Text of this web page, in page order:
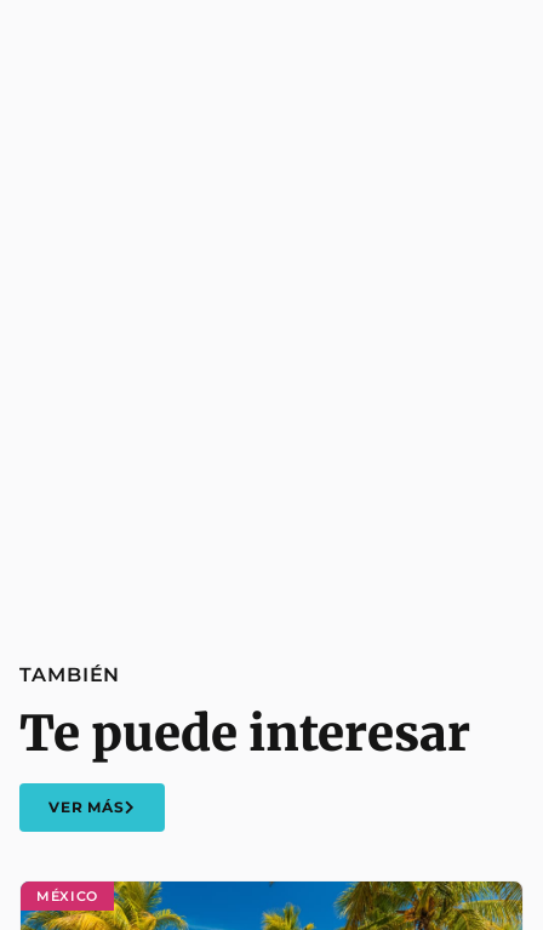
MÉXICO
TAMBIÉN
Te puede interesar
VER MÁS